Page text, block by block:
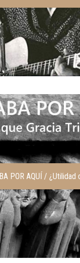
POR AQUÍ / ¿Utilidad